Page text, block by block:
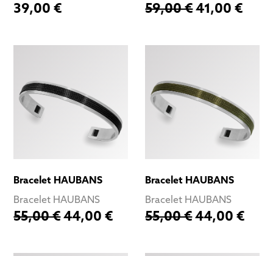
39,00 € 59,00 €41,00 €
Bracelet HAUBANS
Bracelet HAUBANS
55,00 €44,00 €
Bracelet HAUBANS
Bracelet HAUBANS
55,00 €44,00 €